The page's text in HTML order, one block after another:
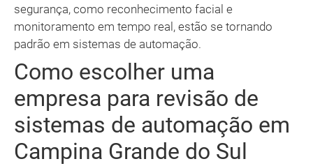
segurança, como reconhecimento facial e
monitoramento em tempo real, estão se tornando
padrão em sistemas de automação.
Como escolher uma
empresa para revisão de
sistemas de automação em
Campina Grande do Sul